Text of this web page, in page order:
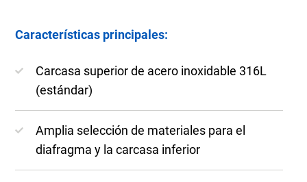
Características principales:
Carcasa superior de acero inoxidable 316L
(estándar)
Amplia selección de materiales para el
diafragma y la carcasa inferior